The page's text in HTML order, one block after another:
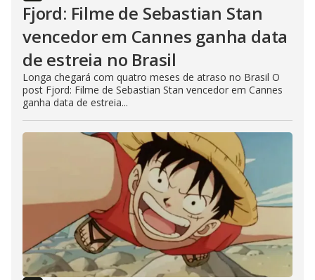
Fjord: Filme de Sebastian Stan
vencedor em Cannes ganha data
de estreia no Brasil
Longa chegará com quatro meses de atraso no Brasil O
post Fjord: Filme de Sebastian Stan vencedor em Cannes
ganha data de estreia...